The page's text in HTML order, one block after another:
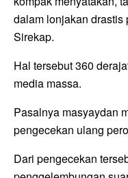
dalam lonjakan drastis
Sirekap.
Hal tersebut 360
media massa.
Pasalnya masyaydan
pengecekan ulang
Dari pengecekan